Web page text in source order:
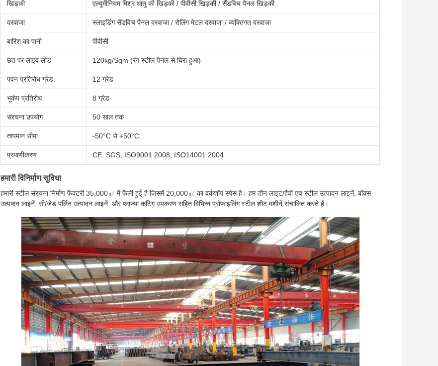
खिड़की एल्यूमीनियम मिश्र धातु की खिड़की / पीवीसी खिड़की / सैंडविच पैनल खिड़की
दरवाजा स्लाइडिंग सैंडविच पैनल दरवाजा / रोलिंग मेटल दरवाजा / व्यक्तिगत दरवाजा
बारिश का पानी पीवीसी
छत पर लाइव लोड 120kg/Sqm (रंग स्टील पैनल से घिरा हुआ)
पवन प्रतिरोध ग्रेड 12 ग्रेड
भूकंप प्रतिरोध 8 ग्रेड
संरचना उपयोग 50 साल तक
तापमान सीमा -50°C से +50°C
प्रमाणीकरण CE, SGS, ISO9001:2008, ISO14001:2004
हमारी विनिर्माण सुविधा
हमारी स्टील संरचना निर्माण फैक्टरी 35,000㎡ में फैली हुई है जिसमें 20,000㎡ का वर्कशॉप स्पेस है। हम तीन लाइट/हैवी एच स्टील उत्पादन लाइनें, बॉक्स
उत्पादन लाइनें, सी/जेड पर्लिन उत्पादन लाइनें, और प्लाज्मा कटिंग उपकरण सहित विभिन्न प्रोफाइलिंग स्टील शीट मशीनें संचालित करते हैं।